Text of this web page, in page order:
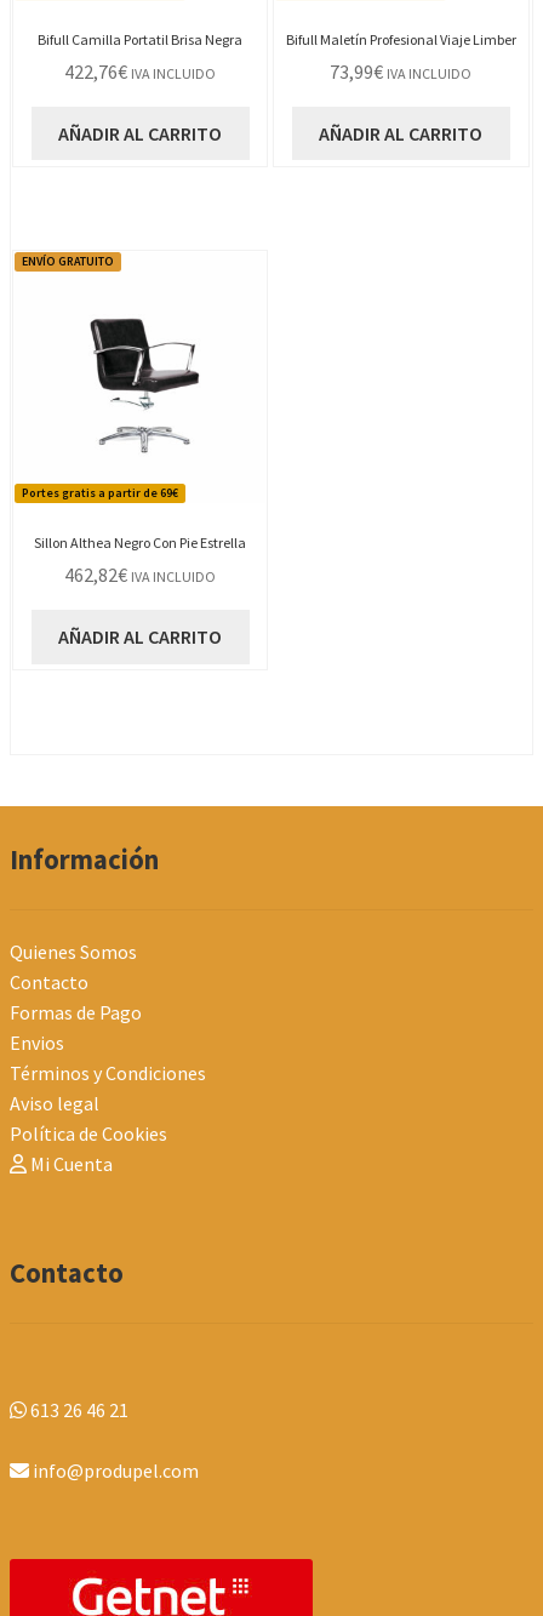
Bifull Camilla Portatil Brisa Negra
422,76€ IVA INCLUIDO
AÑADIR AL CARRITO
Bifull Maletín Profesional Viaje Limber
73,99€ IVA INCLUIDO
AÑADIR AL CARRITO
Portes gratis a partir de 69€
ENVÍO GRATUITO
Sillon Althea Negro Con Pie Estrella
462,82€ IVA INCLUIDO
AÑADIR AL CARRITO
Información
Quienes Somos
Contacto
Formas de Pago
Envios
Términos y Condiciones
Aviso legal
Política de Cookies
Mi Cuenta
Contacto
613 26 46 21
info@produpel.com